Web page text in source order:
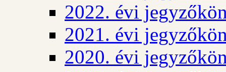
2022. évi
2021. évi
2020. évi